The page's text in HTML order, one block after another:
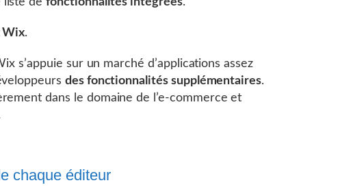
Wix.
s’appuie sur un marché d’applications assez
des fonctionnalités supplémentaires.
dans le domaine de l’e-commerce et
chaque éditeur